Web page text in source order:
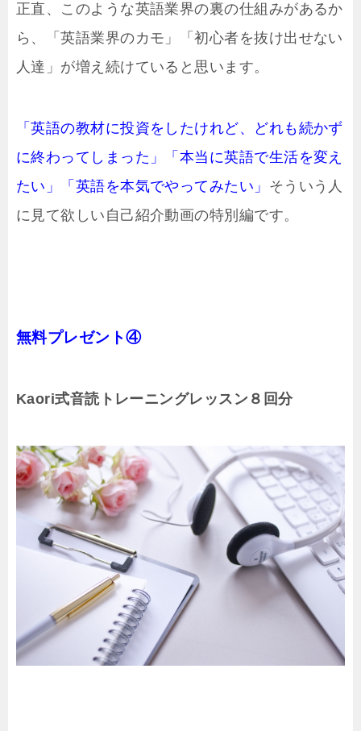
正直、このような英語業界の裏の仕組みがあるか
ら、「英語業界のカモ」「初心者を抜け出せない
人達」が増え続けていると思います。
「英語の教材に投資をしたけれど、どれも続かず
に終わってしまった」「本当に英語で生活を変え
たい」「英語を本気でやってみたい」 そういう人
に見て欲しい自己紹介動画の特別編です。
無料プレゼント④
Kaori式音読トレーニングレッスン８回分